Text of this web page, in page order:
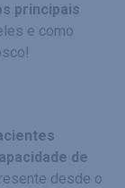
principais
e como
de
desde o